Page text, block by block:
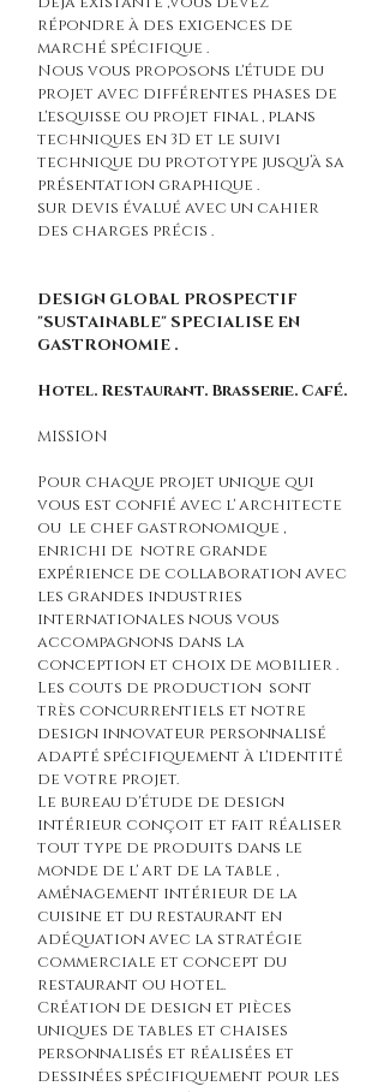
répondre à des exigences de
marché spécifique .
Nous vous proposons l'étude du
projet avec différentes phases de
l'esquisse ou projet final , plans
techniques en 3D et le suivi
technique du prototype jusqu’à sa
présentation graphique .
sur devis évalué avec un cahier
des charges précis .
DESIGN GLOBAL PROSPECTIF
"SUSTAINABLE" SPECIALISE EN
GASTRONOMIE .
Hotel. Restaurant. Brasserie. Café.
MISSION
Pour chaque projet unique qui
vous est confié avec l' architecte
ou le chef gastronomique ,
enrichi de notre grande
expérience de collaboration avec
les grandes industries
internationales nous vous
accompagnons dans la
conception et choix de mobilier .
Les couts de production sont
très concurrentiels et notre
design innovateur personnalisé
adapté spécifiquement à l'identité
de votre projet.
Le bureau d'étude de design
intérieur conçoit et fait réaliser
tout type de produits dans le
monde de l' art de la table ,
aménagement intérieur de la
cuisine et du restaurant en
adéquation avec la stratégie
commerciale et concept du
restaurant ou hotel.
Création de design et pièces
uniques de tables et chaises
personnalisés et réalisées et
dessinées spécifiquement pour les